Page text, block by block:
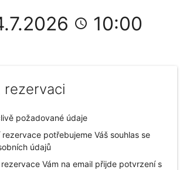
access_time 10:00
rezervaci
požadované údaje
potřebujeme Váš souhlas se
údajů
Vám na email přijde potvrzení s